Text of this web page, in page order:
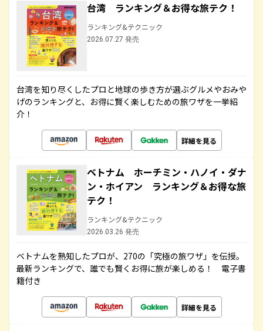
台湾 ランキング＆お得な旅テク！
ランキング&テクニック
2026.07.27 発売
台湾を知り尽くしたプロと地球の歩き方が選ぶグルメやおみや
げのランキングと、お得に賢く楽しむための旅ワザを一挙紹
介！
詳細を見る
ベトナム ホーチミン・ハノイ・ダナ
ン・ホイアン ランキング＆お得な旅
テク！
ランキング&テクニック
2026.03.26 発売
ベトナムを熟知したプロが、270の「究極の旅ワザ」を伝授。
最新ランキングで、誰でも賢くお得に旅が楽しめる！ 電子書
籍付き
詳細を見る